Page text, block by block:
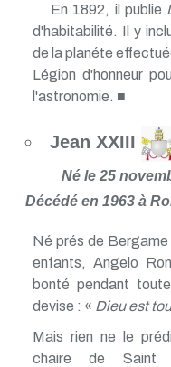
En 1892, il publie
d'habitabilité. Il y
de la planéte
Légion d'honneur
l'astronomie. ■
Jean XXIII
Né le 25
Décédé en 1963 à
Né prés de
enfants, Angelo
bonté pendant
devise : « Dieu est
Mais rien ne le
chaire de Saint